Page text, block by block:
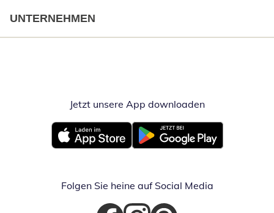
UNTERNEHMEN
Jetzt unsere App downloadenÖffnet in
Öffnet in neuem FensterÖffnet in neuem Fenster
Folgen Sie heine auf Social Media